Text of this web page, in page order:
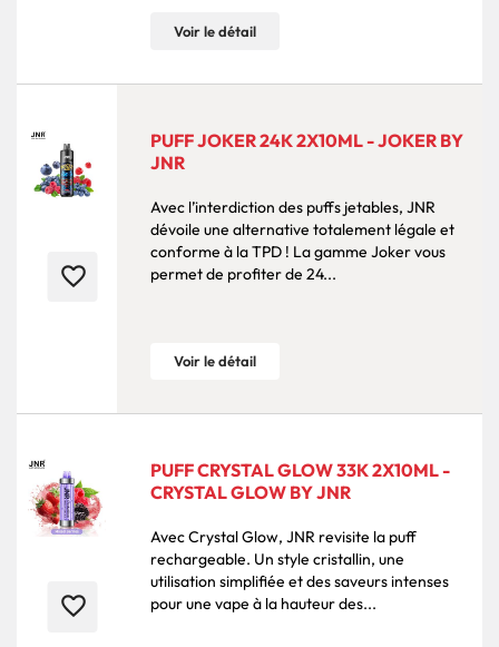
Voir le détail
favorite_border
PUFF JOKER 24K 2X10ML - JOKER BY
JNR
Avec l’interdiction des puffs jetables, JNR
dévoile une alternative totalement légale et
conforme à la TPD ! La gamme Joker vous
permet de profiter de 24...
Voir le détail
favorite_border
PUFF CRYSTAL GLOW 33K 2X10ML -
CRYSTAL GLOW BY JNR
Avec Crystal Glow, JNR revisite la puff
rechargeable. Un style cristallin, une
utilisation simplifiée et des saveurs intenses
pour une vape à la hauteur des...